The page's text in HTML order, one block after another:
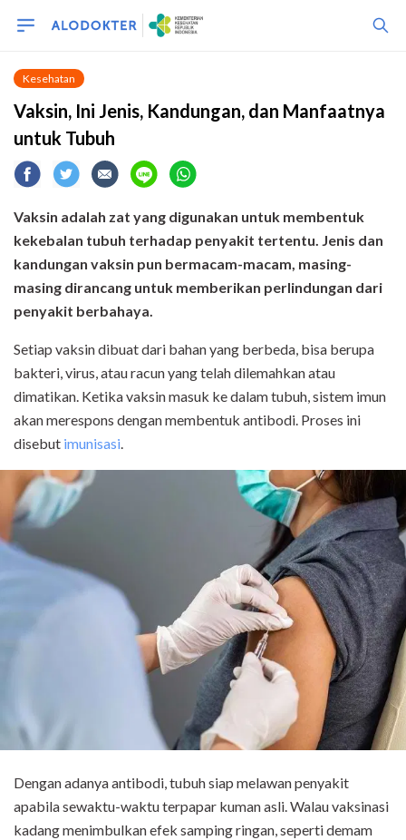
Kesehatan
Vaksin, Ini Jenis, Kandungan, dan Manfaatnya
untuk Tubuh
Vaksin adalah zat yang digunakan untuk membentuk
kekebalan tubuh terhadap penyakit tertentu. Jenis dan
kandungan vaksin pun bermacam-macam, masing-
masing dirancang untuk memberikan perlindungan dari
penyakit berbahaya.
Setiap vaksin dibuat dari bahan yang berbeda, bisa berupa
bakteri, virus, atau racun yang telah dilemahkan atau
dimatikan. Ketika vaksin masuk ke dalam tubuh, sistem imun
akan merespons dengan membentuk antibodi. Proses ini
disebut imunisasi.
Dengan adanya antibodi, tubuh siap melawan penyakit
apabila sewaktu-waktu terpapar kuman asli. Walau vaksinasi
kadang menimbulkan efek samping ringan, seperti demam